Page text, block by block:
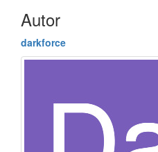
Autor
darkforce